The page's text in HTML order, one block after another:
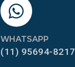
WHATSAPP
(11) 95694-8217